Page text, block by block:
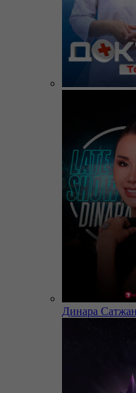
Динара Сатжан